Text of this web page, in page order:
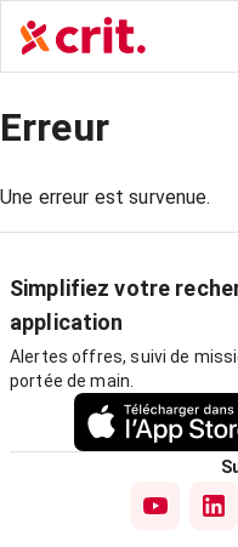
Erreur
Une erreur est survenue.
Simplifiez votre
application
Alertes offres, suivi de
portée de main.